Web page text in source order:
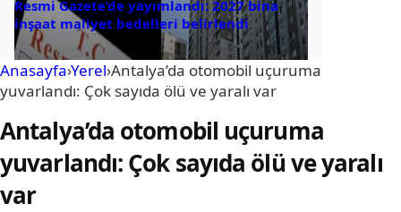
Resmi Gazete’de yayımlandı: 2027 bina
inşaat maliyet bedelleri belirlendi
Anasayfa›Yerel›Antalya’da otomobil uçuruma
yuvarlandı: Çok sayıda ölü ve yaralı var
Antalya’da otomobil uçuruma
yuvarlandı: Çok sayıda ölü ve yaralı
var